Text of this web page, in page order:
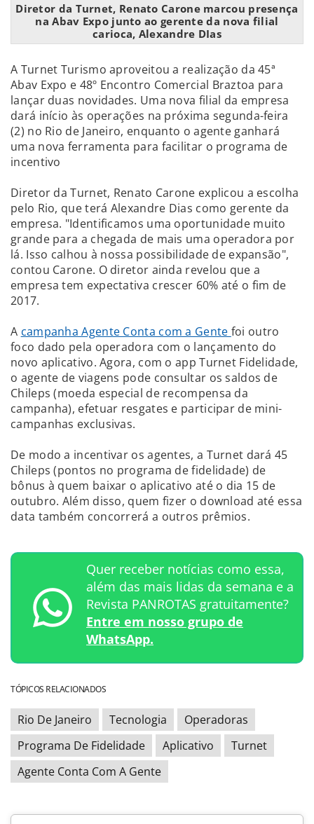
Diretor da Turnet, Renato Carone marcou presença
na Abav Expo junto ao gerente da nova filial
carioca, Alexandre DIas
A Turnet Turismo aproveitou a realização da 45ª
Abav Expo e 48º Encontro Comercial Braztoa para
lançar duas novidades. Uma nova filial da empresa
dará início às operações na próxima segunda-feira
(2) no Rio de Janeiro, enquanto o agente ganhará
uma nova ferramenta para facilitar o programa de
incentivo
Diretor da Turnet, Renato Carone explicou a escolha
pelo Rio, que terá Alexandre Dias como gerente da
empresa. "Identificamos uma oportunidade muito
grande para a chegada de mais uma operadora por
lá. Isso calhou à nossa possibilidade de expansão",
contou Carone. O diretor ainda revelou que a
empresa tem expectativa crescer 60% até o fim de
2017.
A campanha Agente Conta com a Gente foi outro
foco dado pela operadora com o lançamento do
novo aplicativo. Agora, com o app Turnet Fidelidade,
o agente de viagens pode consultar os saldos de
Chileps (moeda especial de recompensa da
campanha), efetuar resgates e participar de mini-
campanhas exclusivas.
De modo a incentivar os agentes, a Turnet dará 45
Chileps (pontos no programa de fidelidade) de
bônus à quem baixar o aplicativo até o dia 15 de
outubro. Além disso, quem fizer o download até essa
data também concorrerá a outros prêmios.
Quer receber notícias como essa,
além das mais lidas da semana e a
Revista PANROTAS gratuitamente?
Entre em nosso grupo de
WhatsApp.
TÓPICOS RELACIONADOS
Rio De Janeiro Tecnologia
Operadoras
Programa De Fidelidade
Aplicativo
Turnet
Agente Conta Com A Gente